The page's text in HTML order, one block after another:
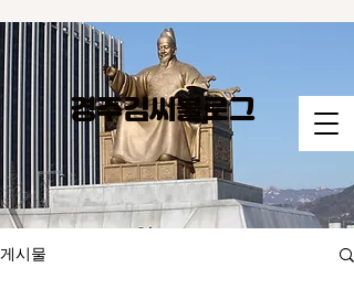
경주김씨​블로그
게시물